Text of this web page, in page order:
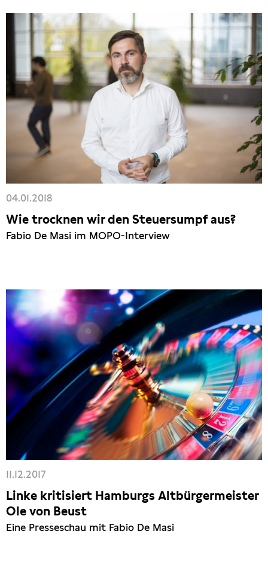
04.01.2018
Wie trocknen wir den Steuersumpf aus?
Fabio De Masi im MOPO-Interview
11.12.2017
Linke kritisiert Hamburgs Altbürgermeister
Ole von Beust
Eine Presseschau mit Fabio De Masi